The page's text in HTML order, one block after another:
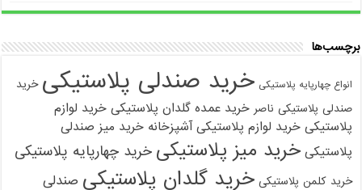
برچسب‌ها
انواع چهارپایه پلاستیکی خرید صندلی پلاستیکی خرید
صندلی پلاستیکی ناصر خرید عمده گلدان پلاستیکی خرید لوازم
پلاستیکی خرید لوازم پلاستیکی آشپزخانه خرید میز صندلی
پلاستیکی خرید میز پلاستیکی خرید چهارپایه پلاستیکی
خرید کلمن پلاستیکی خرید گلدان پلاستیکی صندلی